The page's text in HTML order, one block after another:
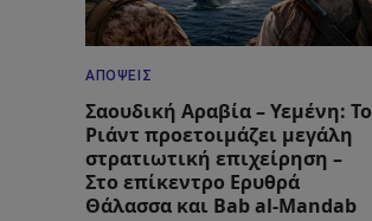
ΑΠΌΨΕΙΣ
Σαουδική Αραβία – Υεμένη: Το
Ριάντ προετοιμάζει μεγάλη
στρατιωτική επιχείρηση –
Στο επίκεντρο Ερυθρά
Θάλασσα και Bab al-Mandab